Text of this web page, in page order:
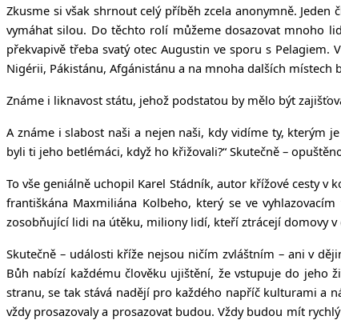
Zkusme si však shrnout celý příběh zcela anonymně.
vymáhat silou. Do těchto rolí můžeme dosazovat mnoho
překvapivě třeba svatý otec Augustin ve sporu s
Nigérii, Pákistánu, Afgánistánu a na mnoha dalších
Známe i liknavost státu, jehož podstatou by mělo být
A známe i slabost naši a nejen naši, kdy vidíme ty, kterým
byli ti jeho betlémáci, když ho křižovali?“ Skutečně –
To vše geniálně uchopil Karel Stádník, autor křížové cesty
františkána Maxmiliána Kolbeho, který se ve
zosobňující lidi na útěku, miliony lidí, kteří ztrácejí domovy
Skutečně – události kříže nejsou ničím zvláštním – ani v
Bůh nabízí každému člověku ujištění, že vstupuje do jeho
stranu, se tak stává nadějí pro každého napříč kulturami a
vždy prosazovaly a prosazovat budou. Vždy budou mít